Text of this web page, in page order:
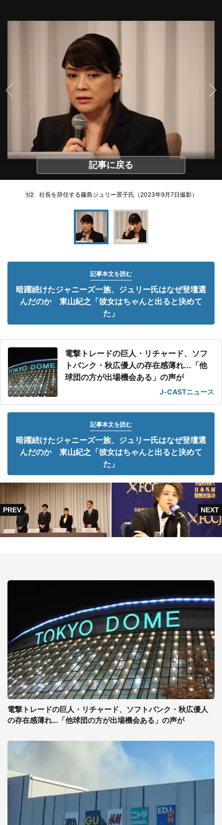
記事に戻る
1/2 社長を辞任する藤島ジュリー景子氏（2023年9月7日撮影）
記事本文を読む
暗躍続けたジャニーズ一族、ジュリー氏はなぜ登壇選
んだのか 東山紀之「彼女はちゃんと出ると決めて
た」
電撃トレードの巨人・リチャード、ソフ
トバンク・秋広優人の存在感薄れ...「他
球団の方が出場機会ある」の声が
J-CASTニュース
記事本文を読む
暗躍続けたジャニーズ一族、ジュリー氏はなぜ登壇選
んだのか 東山紀之「彼女はちゃんと出ると決めて
た」
電撃トレードの巨人・リチャード、ソフトバンク・秋広優人
の存在感薄れ...「他球団の方が出場機会ある」の声が